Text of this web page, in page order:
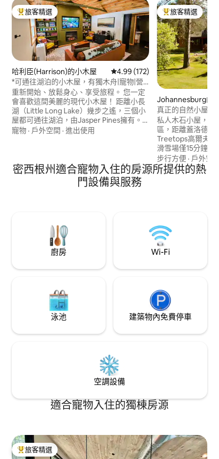
旅客精選榜首
旅客精選
哈利臣(Harrison)的小木屋 從 172 則評價中獲得 4.99 的平
4.99 (172)
*可通往湖泊的小木屋，有獨木舟|寵物|營
火處
重新開始、放鬆身心、享受旅程。 您一定
會喜歡這間美麗的現代小木屋！ 距離小長
湖（Little Long Lake）幾步之遙，三個小
屋都可通往湖泊，由Jasper Pines擁有。
✅含皮艇！ ✅戶外娛樂區 ✅野餐桌 ✅ 戶外
查看我們的所有評價！ 不是您典型的
Airbnb體驗！ ！ ： -) 請按愛心這間房源！
寵物 · 戶外空間 · 進出使用
旅客精選榜首
旅客精選
Johannesburg的
真正的自然小屋 |
私人木石小屋，坐
區，距離蓋洛德
Treetops高爾夫
滑雪場僅15分鐘路程。 非常適合
禮賓客、聚會、滑
末、情侶、家庭和安靜
人，有按摩浴池、
步行方便 · 戶外空
密西根州適合寵物入住的房源所提供的熱
門設備與服務
廚房 Wi-Fi
泳池 建築物內免費停車
空調設備
適合寵物入住的獨棟房源
旅客精選榜首
旅客精選